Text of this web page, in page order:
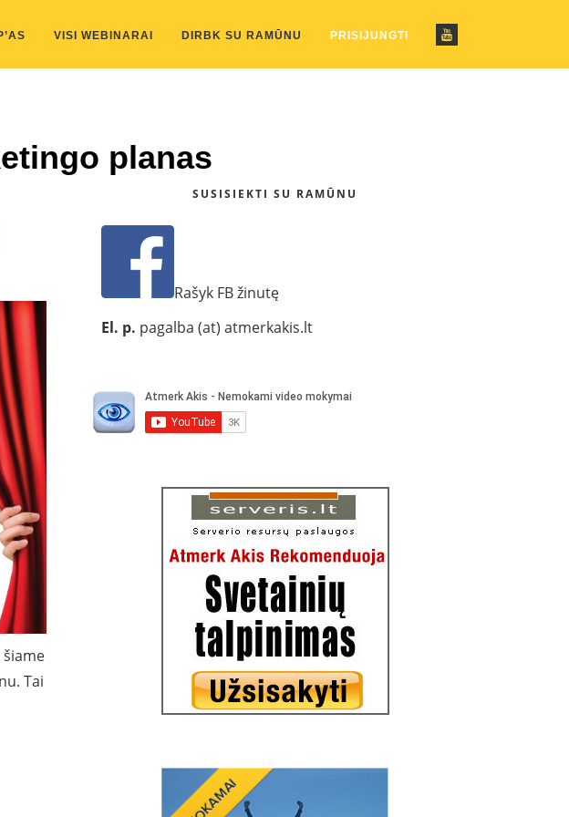
VISI WEBINARAI DIRBK SU RAMŪNU PRISIJUNGTI
planas
Tai
SUSISIEKTI SU RAMŪNU
Rašyk FB žinutę
El. p. pagalba (at) atmerkakis.lt